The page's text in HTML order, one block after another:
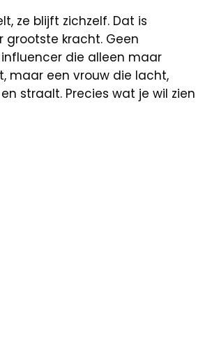
ze blijft zichzelf. Dat is
grootste kracht. Geen
die alleen maar
maar een vrouw die lacht,
straalt. Precies wat je wil zien